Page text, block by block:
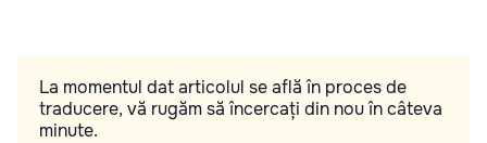
La momentul dat articolul se află în proces de
traducere, vă rugăm să încercați din nou în câteva
minute.